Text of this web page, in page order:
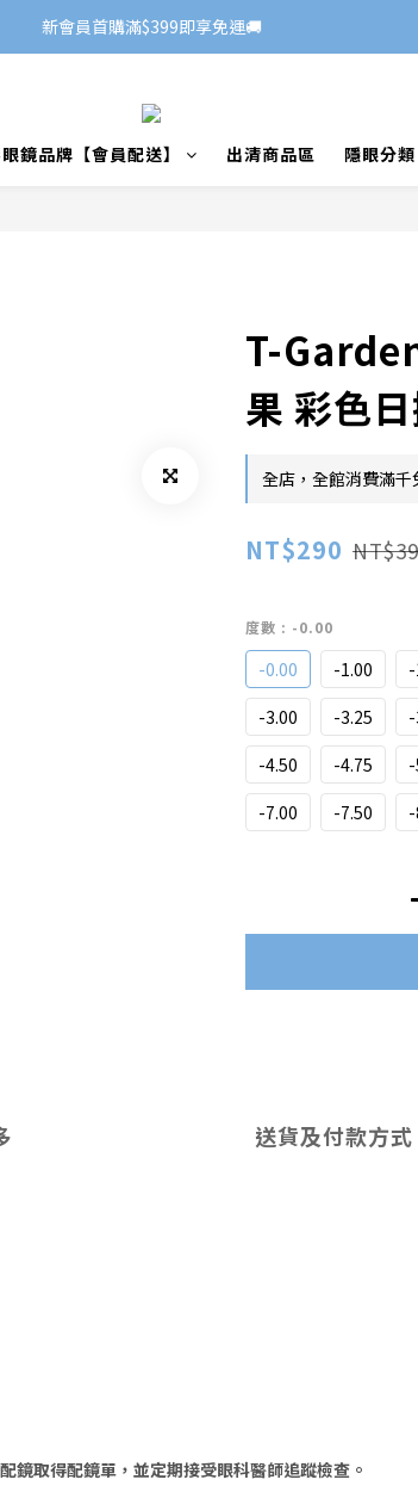
新會員首購滿$399即享免運🚚
鏡品牌【會員配送】 出清商品區 隱眼分類
T-
果 彩色
全店，全館消費滿
NT$290
度數 : -0.00
-0.00 -1.00
-3.00
-3.25
-4.50
-4.75
-7.00
-7.50
送貨及付款方式
鏡取得配鏡單，並定期接受眼科醫師追蹤檢查。